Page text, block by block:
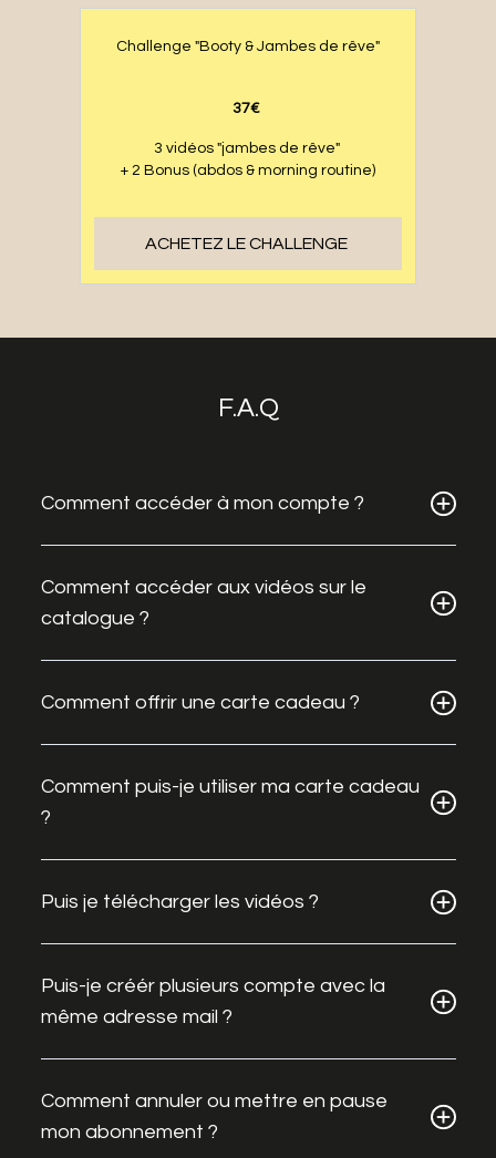
Challenge "Booty & Jambes de rêve"
37€
3 vidéos "jambes de rêve"
+ 2 Bonus (abdos & morning routine)
ACHETEZ LE CHALLENGE
F.A.Q
Comment accéder à mon compte ?
Comment accéder aux vidéos sur le
catalogue ?
Comment offrir une carte cadeau ?
Comment puis-je utiliser ma carte cadeau
?
Puis je télécharger les vidéos ?
Puis-je créér plusieurs compte avec la
même adresse mail ?
Comment annuler ou mettre en pause
mon abonnement ?